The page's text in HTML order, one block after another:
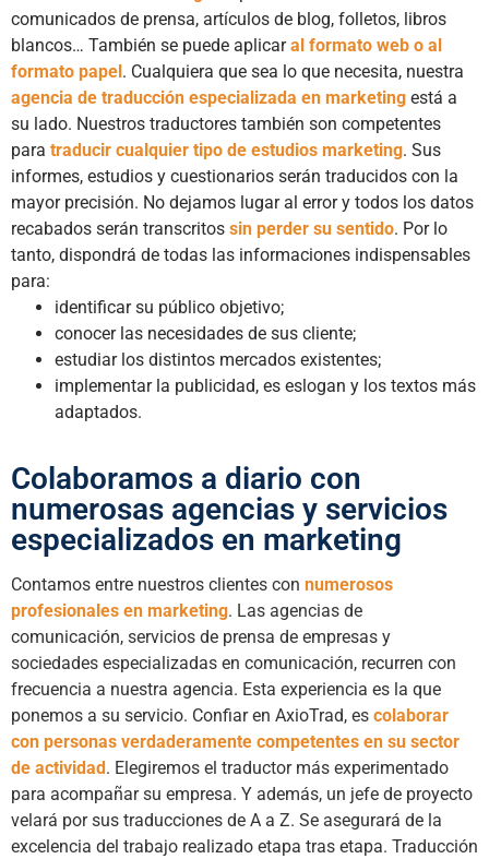
comunicados de prensa, artículos de blog, folletos, libros
blancos… También se puede aplicaral formato web o al
formato papel . Cualquiera que sea lo que necesita, nuestra
agencia de traducción especializada en marketing está a
su lado. Nuestros traductores también son competentes
para traducir cualquier tipo de estudios marketing. Sus
informes, estudios y cuestionarios serán traducidos con la
mayor precisión. No dejamos lugar al error y todos los datos
recabados serán transcritos sin perder su sentido. Por lo
tanto, dispondrá de todas las informaciones indispensables
para:
identificar su público objetivo;
conocer las necesidades de sus cliente;
estudiar los distintos mercados existentes;
implementar la publicidad, es eslogan y los textos más
adaptados.
Colaboramos a diario con
numerosas agencias y servicios
especializados en marketing
Contamos entre nuestros clientes con numerosos
profesionales en marketing. Las agencias de
comunicación, servicios de prensa de empresas y
sociedades especializadas en comunicación, recurren con
frecuencia a nuestra agencia. Esta experiencia es la que
ponemos a su servicio. Confiar en AxioTrad, es colaborar
con personas verdaderamente competentes en su sector
de actividad . Elegiremos el traductor más experimentado
para acompañar su empresa. Y además, un jefe de proyecto
velará por sus traducciones de A a Z. Se asegurará de la
excelencia del trabajo realizado etapa tras etapa. Traducción